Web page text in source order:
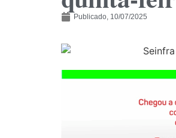
Publicado, 10/07/2025